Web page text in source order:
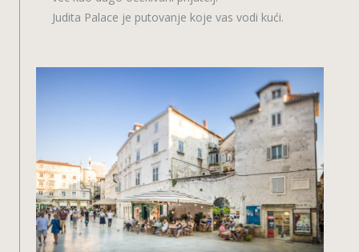
Judita Palace je putovanje koje vas vodi kući.